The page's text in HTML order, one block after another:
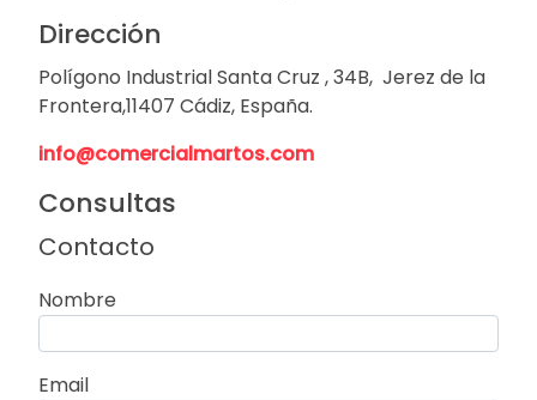
Dirección
Polígono Industrial Santa Cruz , 34B, Jerez de la
Frontera,11407 Cádiz, España.
info@comercialmartos.com
Consultas
Contacto
Nombre
Email